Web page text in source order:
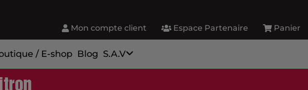
Mon compte client Espace Partenaire Panier
/ E-shop Blog S.A.V